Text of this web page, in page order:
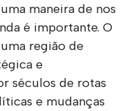
maneira de nos
é importante. O
região de
e
séculos de rotas
e mudanças